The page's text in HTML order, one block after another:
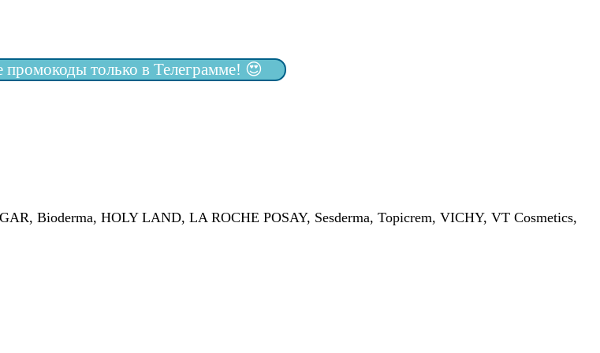
только в Телеграмме! 😍
Bioderma, HOLY LAND, LA ROCHE POSAY, Sesderma, Topicrem, VICHY, VT Cosmetics,